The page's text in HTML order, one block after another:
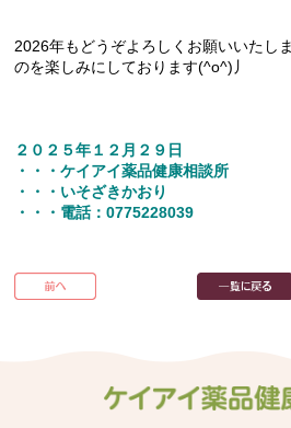
2026年もどうぞよろしくお願いいたし
のを楽しみにしております(^o^)丿
２０２５年１２月２９日
・・・ケイアイ薬品健康相談所
・・・いそざきかおり
・・・電話：0775228039